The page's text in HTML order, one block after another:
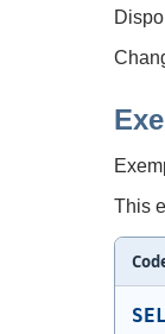
This